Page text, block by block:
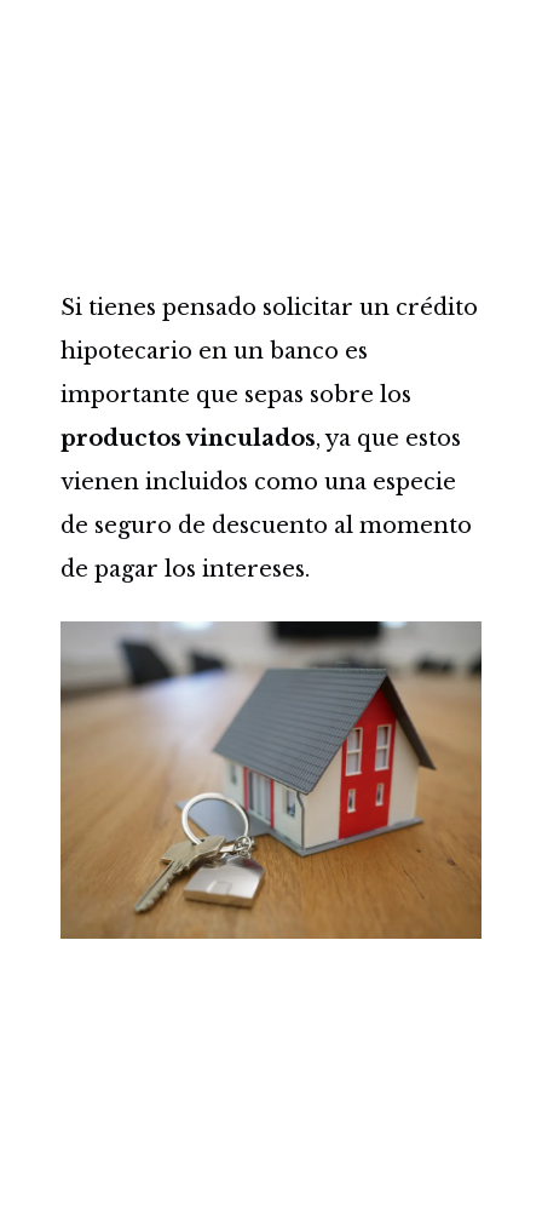
Si tienes pensado solicitar un crédito
hipotecario en un banco es
importante que sepas sobre los
productos vinculados, ya que estos
vienen incluidos como una especie
de seguro de descuento al momento
de pagar los intereses.